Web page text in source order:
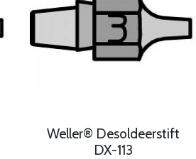
Weller® Desoldeerstift
DX-113